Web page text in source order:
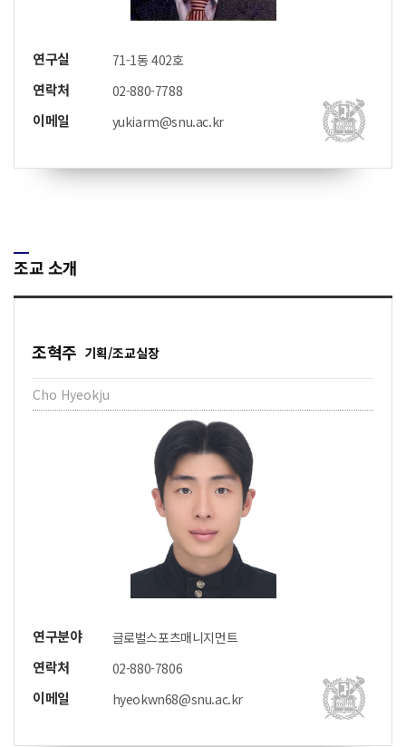
연구실 71-1동 402호
연락처 02-880-7788
이메일 yukiarm@snu.ac.kr
조교 소개
조혁주 기획/조교실장
Cho Hyeokju
연구분야 글로벌스포츠매니지먼트
연락처 02-880-7806
이메일 hyeokwn68@snu.ac.kr